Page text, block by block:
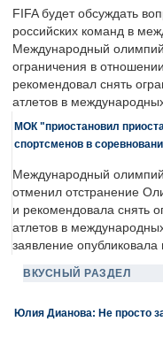
FIFA будет обсуждать
российских команд в
Международный
ограничения в
рекомендовал снять
атлетов в
МОК "приостановил
спортсменов в
Международный
отменил отстранение
и рекомендовала снять
атлетов в
заявление
ВКУСНЫЙ РАЗДЕЛ
Юлия Дианова: Не просто